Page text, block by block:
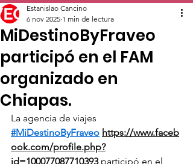
MiDestinoByFraveo
participó en el FAM
organizado en
Chiapas.
Estanislao Cancino
6 nov 2025 1 min de lectura
La agencia de viajes
#MiDestinoByFraveo https://www.faceb
ook.com/profile.php?
id=100077087710393 participó en el